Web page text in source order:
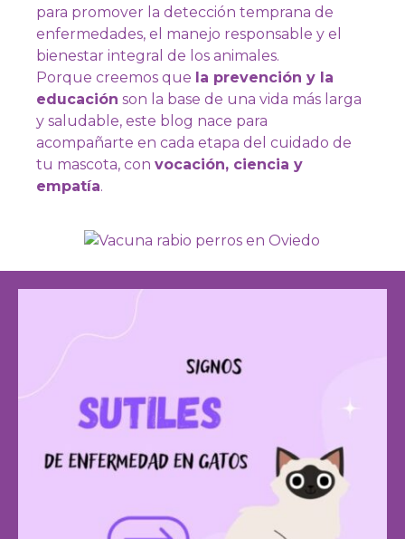
para promover la detección temprana de
enfermedades, el manejo responsable y el
bienestar integral de los animales.
Porque creemos que la prevención y la
educación son la base de una vida más larga
y saludable, este blog nace para
acompañarte en cada etapa del cuidado de
tu mascota, con vocación, ciencia y
empatía.